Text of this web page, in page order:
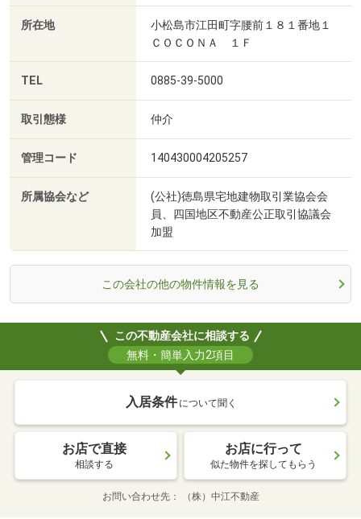
所在地
小松島市江田町字腰前１８１番地１
ＣＯＣＯＮＡ １Ｆ
TEL 0885-39-5000
取引態様 仲介
管理コード 140430004205257
所属協会など
(公社)徳島県宅地建物取引業協会会
員、四国地区不動産公正取引協議会
加盟
この会社の他の物件情報を見る
この不動産会社に相談する
無料・簡単入力2項目
入居条件 について聞く
お店で直接
相談する
お店に行って
似た物件を探してもらう
お問い合わせ先 （株）中江不動産